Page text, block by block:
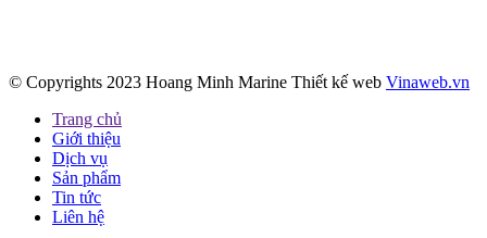
© Copyrights 2023 Hoang Minh Marine Thiết kế web Vinaweb.vn
Trang chủ
Giới thiệu
Dịch vụ
Sản phẩm
Tin tức
Liên hệ